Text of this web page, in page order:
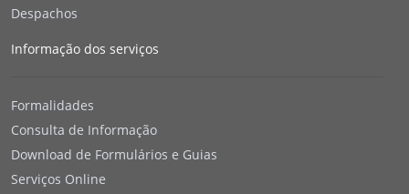
Despachos
Informação dos serviços
Formalidades
Consulta de Informação
Download de Formulários e Guias
Serviços Online